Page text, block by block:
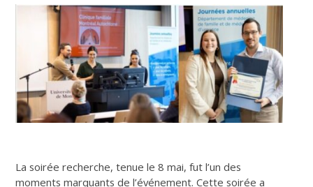
La soirée recherche, tenue le 8 mai, fut l’un des
moments marquants de l’événement. Cette soirée a